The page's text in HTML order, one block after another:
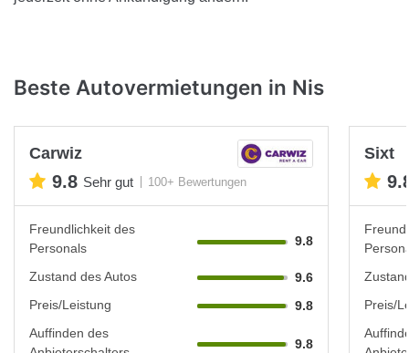
Beste Autovermietungen in Nis
Carwiz
9.8 Sehr gut 100+ Bewertungen
Freundlichkeit des
Personals
9.8
Zustand des Autos
9.6
Preis/Leistung
9.8
Auffinden des
9.8
Sixt
Preis/